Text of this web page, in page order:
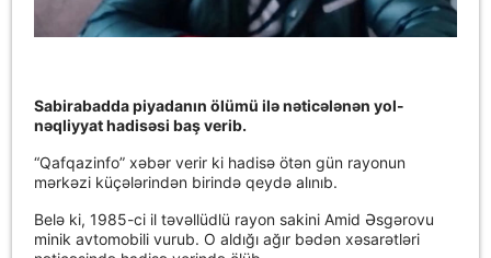
Sabirabadda piyadanın ölümü ilə nəticələnən yol-
nəqliyyat hadisəsi baş verib.
“Qafqazinfo” xəbər verir ki hadisə ötən gün rayonun
mərkəzi küçələrindən birində qeydə alınıb.
Belə ki, 1985-ci il təvəllüdlü rayon sakini Amid Əsgərovu
minik avtomobili vurub. O aldığı ağır bədən xəsarətləri